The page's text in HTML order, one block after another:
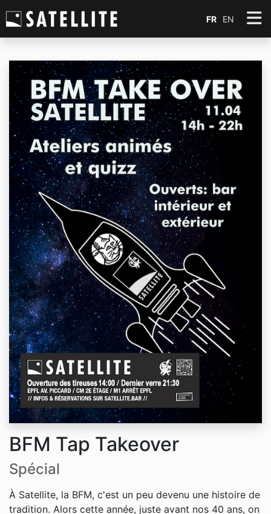
FR EN
BFM Tap Takeover
Spécial
À Satellite, la BFM, c'est un peu devenu une histoire de
tradition. Alors cette année, juste avant nos 40 ans, on